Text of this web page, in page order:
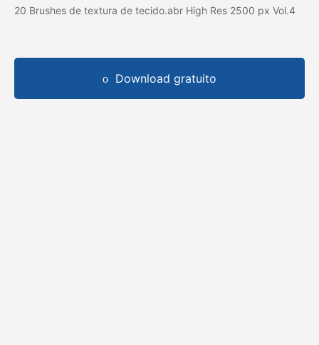
20 Brushes de textura de tecido.abr High Res 2500 px Vol.4
Download gratuito